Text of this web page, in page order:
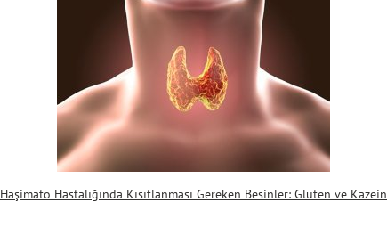
Haşimato Hastalığında Kısıtlanması Gereken Besinler: Gluten ve Kazein